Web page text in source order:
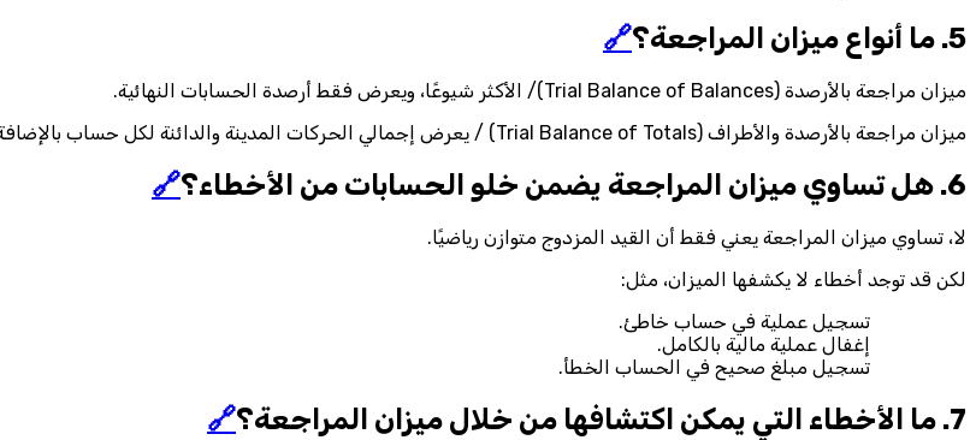
5. ما أنواع ميزان المراجعة؟ 🔗
ميزان مراجعة بالأرصدة (Trial Balance of Balances)/ الأكثر شيوعًا، ويعرض فقط أرصدة الحسابات النهائية.
ميزان مراجعة بالأرصدة والأطراف (Trial Balance of Totals) / يعرض إجمالي الحركات المدينة والدائنة لكل حساب بالإضافة إلى الرصيد النهائي، ويُستخدم للمراجعة التفصيلية.
6. هل تساوي ميزان المراجعة يضمن خلو الحسابات من الأخطاء؟ 🔗
لا، تساوي ميزان المراجعة يعني فقط أن القيد المزدوج متوازن رياضيًا.
لكن قد توجد أخطاء لا يكشفها الميزان، مثل:
تسجيل عملية في حساب خاطئ.
إغفال عملية مالية بالكامل.
تسجيل مبلغ صحيح في الحساب الخطأ.
7. ما الأخطاء التي يمكن اكتشافها من خلال ميزان المراجعة؟ 🔗